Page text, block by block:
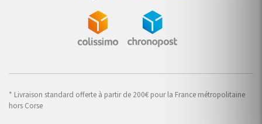
* Livraison standard offerte à partir de 200€ pour la France métropolitaine
hors Corse